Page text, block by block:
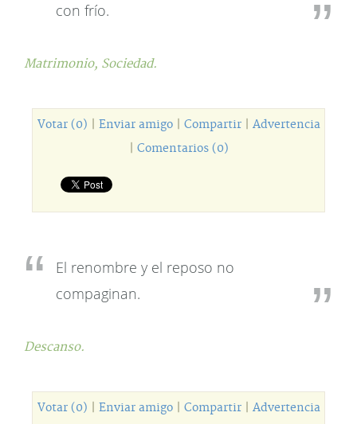
con frío.
Matrimonio, Sociedad.
Votar (0) Enviar amigo| Compartir| Advertencia
Comentarios (0)
El renombre y el reposo no
compaginan.
Descanso.
Votar (0) Enviar amigo| Compartir| Advertencia